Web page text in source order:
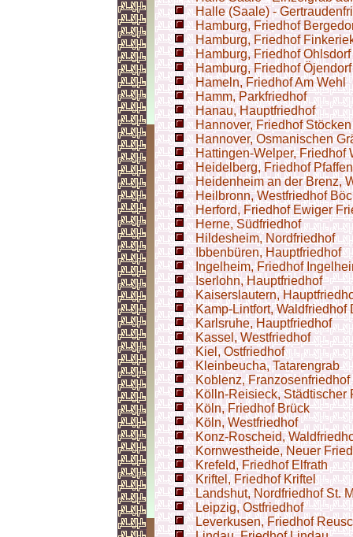
Halle (Saale) -
Hamburg, Friedhof
Hamburg, Friedhof
Hamburg, Friedhof Ohlsdorf
Hamburg, Friedhof Öjendorf
Hameln, Friedhof Am Wehl
Hamm, Parkfriedhof
Hanau, Hauptfriedhof
Hannover, Friedhof Stöcken
Hannover, Osmanischen
Hattingen-Welper, Friedhof
Heidelberg, Friedhof
Heidenheim an der Brenz,
Heilbronn, Westfriedhof
Herford, Friedhof Ewiger
Herne, Südfriedhof
Hildesheim, Nordfriedhof
Ibbenbüren, Hauptfriedhof
Ingelheim, Friedhof
Iserlohn, Hauptfriedhof
Kaiserslautern,
Kamp-Lintfort, Waldfriedhof
Karlsruhe, Hauptfriedhof
Kassel, Westfriedhof
Kiel, Ostfriedhof
Kleinbeucha, Tatarengrab
Koblenz, Franzosenfriedhof
Kölln-Reisieck, Städtischer
Köln, Friedhof Brück
Köln, Westfriedhof
Konz-Roscheid,
Kornwestheide, Neuer
Krefeld, Friedhof Elfrath
Kriftel, Friedhof Kriftel
Landshut, Nordfriedhof St.
Leipzig, Ostfriedhof
Leverkusen, Friedhof